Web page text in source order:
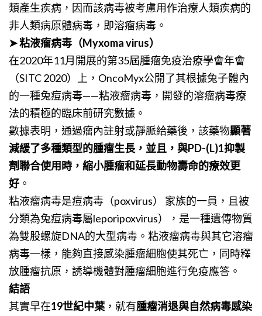
類產生疾病，因而該病毒被考慮用作治療人類疾病的
非人類病原體病毒，即溶瘤病毒。
➤ 粘液瘤病毒（Myxoma virus）
在2020年11月開展的第35屆腫瘤免疫治療學會年會
（SITC 2020）上，OncoMyx公開了其根據兔子體內
的一種兔痘病毒——粘液瘤病毒，開發的溶瘤病毒療
法的積極的臨床前研究數據。
數據表明，通過瘤內註射或靜脈給藥後，該藥物顯著
減緩了多種類型的腫瘤生長，並且，與PD-(L)1抑製
劑聯合使用時，縮小腫瘤和延長動物壽命的療效更
好 。
粘液瘤病毒是痘病毒（poxvirus） 家族的一員，且被
分類為兔痘病毒屬leporipoxvirus），是一種遺傳物質
為雙股螺旋DNA的大型病毒。粘液瘤病毒與其它溶瘤
病毒一樣，能夠直接感染腫瘤細胞使其死亡，同時釋
放腫瘤抗原，誘導機體對腫瘤細胞進行免疫應答。
結語
其實早在19世紀中葉 ，就有腫瘤消退與自然病毒感染